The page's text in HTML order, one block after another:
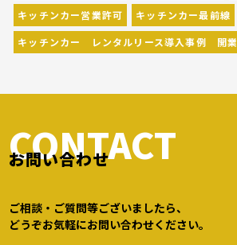
キッチンカー営業許可
キッチンカー最前線
キッチンカー レンタルリース導入事例 開業
CONTACT
お問い合わせ
ご相談・ご質問等ございましたら、
どうぞお気軽にお問い合わせください。